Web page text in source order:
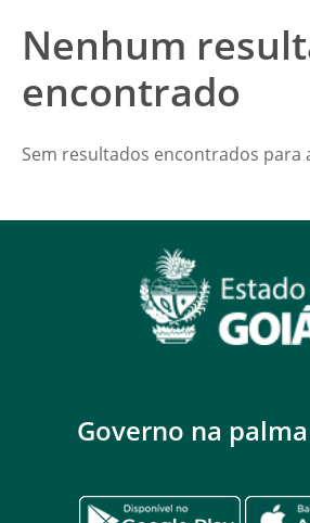
Nenhum
encontrado
Sem resultados encontrados para
Governo na